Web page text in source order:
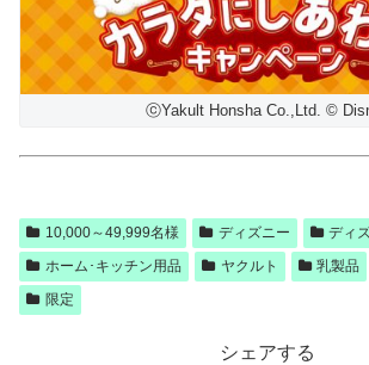
ⓒYakult Honsha Co.,Ltd. ©
10,000～49,999名様 ディズニー
ディ
ホーム･キッチン用品
ヤクルト 乳製品
限定
シェアする